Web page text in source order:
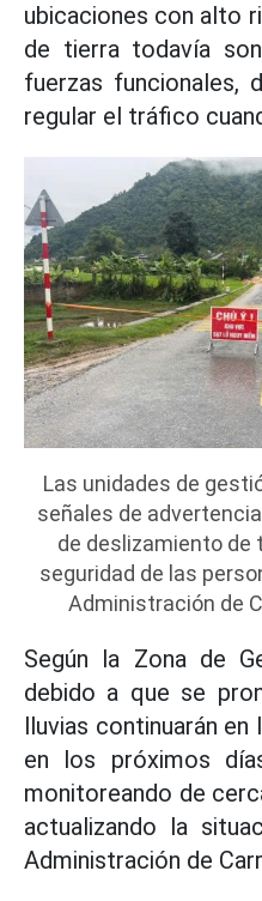
ubicaciones con alto
de tierra todavía
fuerzas funcionales,
regular el tráfico
Las unidades de
señales de
de deslizamiento de
seguridad de las
Administración de
Según la Zona de
debido a que se
lluvias continuarán en
en los próximos
monitoreando de
actualizando la
Administración de